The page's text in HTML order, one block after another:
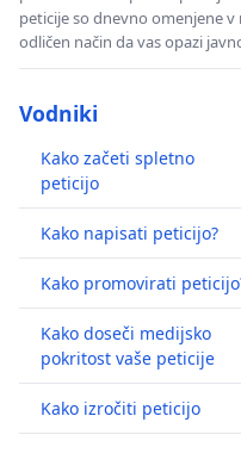
peticije so dnevno omenjene
odličen način da vas opazi
Vodniki
Kako začeti spletno
peticijo
Kako napisati peticijo?
Kako promovirati
Kako doseči medijsko
pokritost vaše peticije
Kako izročiti peticijo